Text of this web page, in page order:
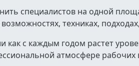
специалистов на одной
техниках,
с каждым годом растет
атмосфере рабочих